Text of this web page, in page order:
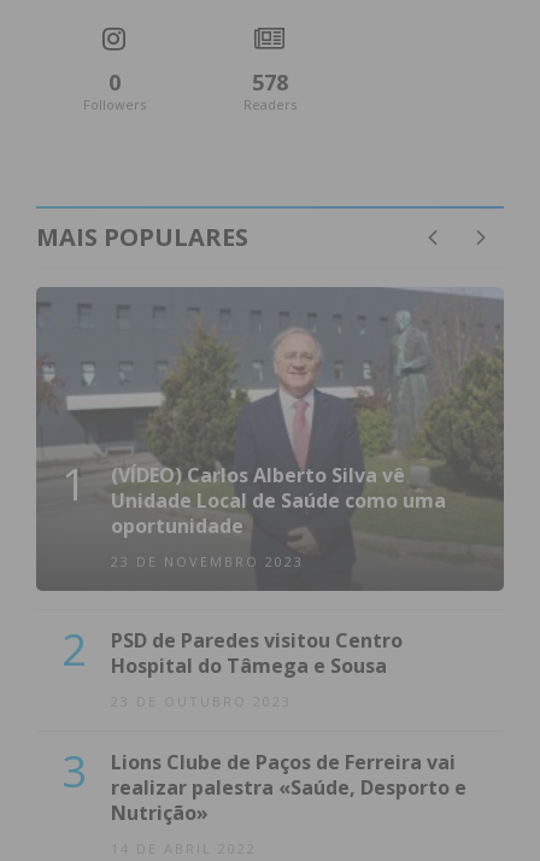
Eu li e concordo com os
0
Followers
578
Readers
MAIS POPULARES
1
(VÍDEO) Carlos Alberto Silva vê
Unidade Local de Saúde como uma
oportunidade
23 DE NOVEMBRO 2023
2
PSD de Paredes visitou Centro
Hospital do Tâmega e Sousa
23 DE OUTUBRO 2023
3
Lions Clube de Paços de Ferreira vai
realizar palestra «Saúde, Desporto e
Nutrição»
14 DE ABRIL 2022